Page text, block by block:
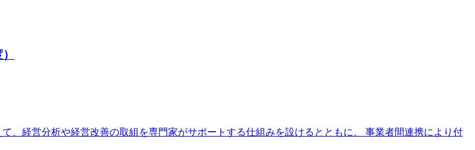
、経営分析や経営改善の取組を専門家がサポートする仕組みを設けるとともに、 事業者間連携により付